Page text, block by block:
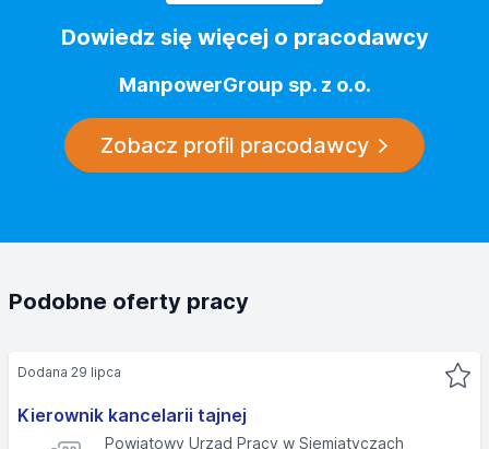
Dowiedz się więcej o pracodawcy
ManpowerGroup sp. z o.o.
Zobacz profil pracodawcy
Podobne oferty pracy
Kierownik kancelarii tajnej
Powiatowy Urząd Pracy w Siemiatyczach
Dodana 29 lipca